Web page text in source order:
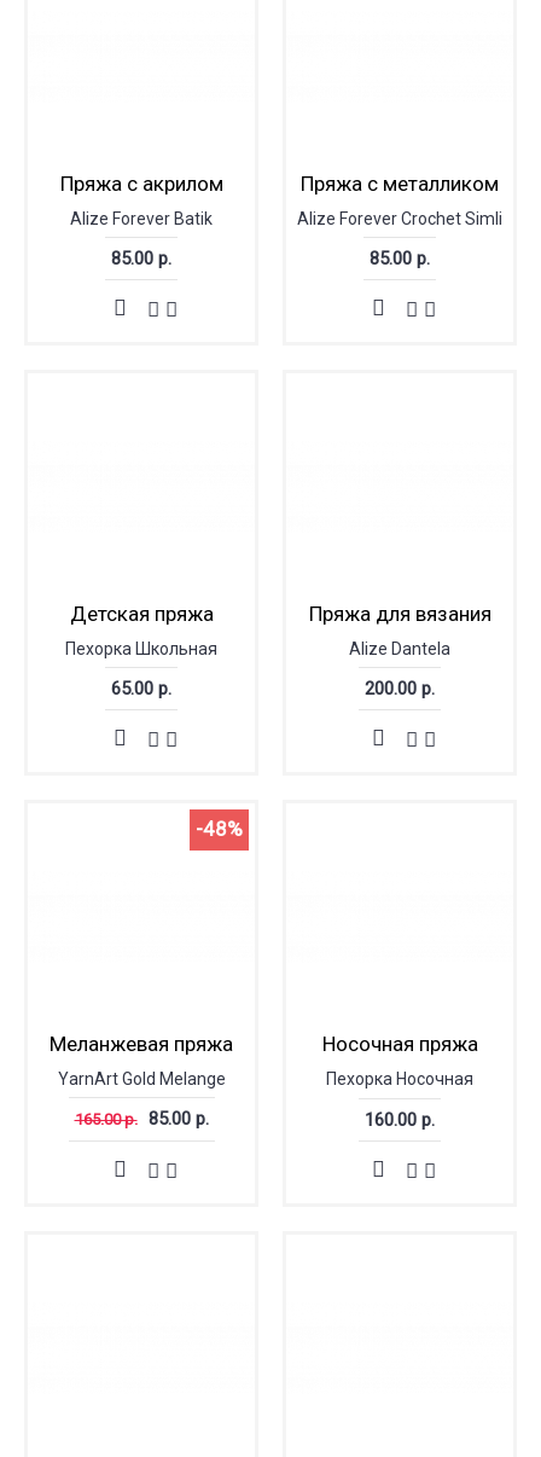
Пряжа с акрилом
Alize Forever Batik
85.00 р.
Пряжа с металликом
Alize Forever Crochet Simli
85.00 р.
Детская пряжа
Пехорка Школьная
65.00 р.
Пряжа для вязания
Alize Dantela
200.00 р.
-48%
Меланжевая пряжа
YarnArt Gold Melange
165.00 р. 85.00 р.
Носочная пряжа
Пехорка Носочная
160.00 р.